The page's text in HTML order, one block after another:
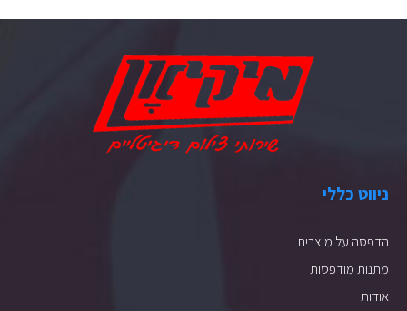
ניווט כללי
הדפסה על מוצרים
מתנות מודפסות
אודות